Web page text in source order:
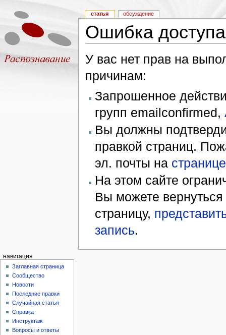
Ошибка доступа
У вас нет прав на
причинам:
Запрошенное
групп emailconfirmed,
Вы должны
правкой страниц.
эл. почты на
На этом сайте
Вы можете
страницу,
запись.
статья обсуждение
навигация
Заглавная страница
Сообщество
Новости
Последние правки
Случайная статья
Справка
Инструктаж
Вопросы и ответы